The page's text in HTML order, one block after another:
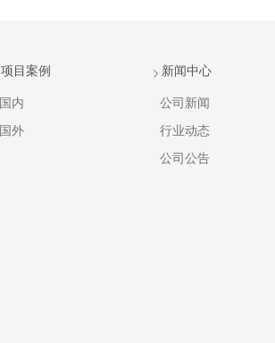
项目案例
国内
国外
新闻中心
公司新闻
行业动态
公司公告